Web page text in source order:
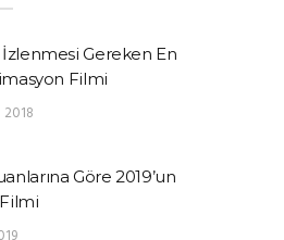
Gereken En
Filmi
Göre 2019’un